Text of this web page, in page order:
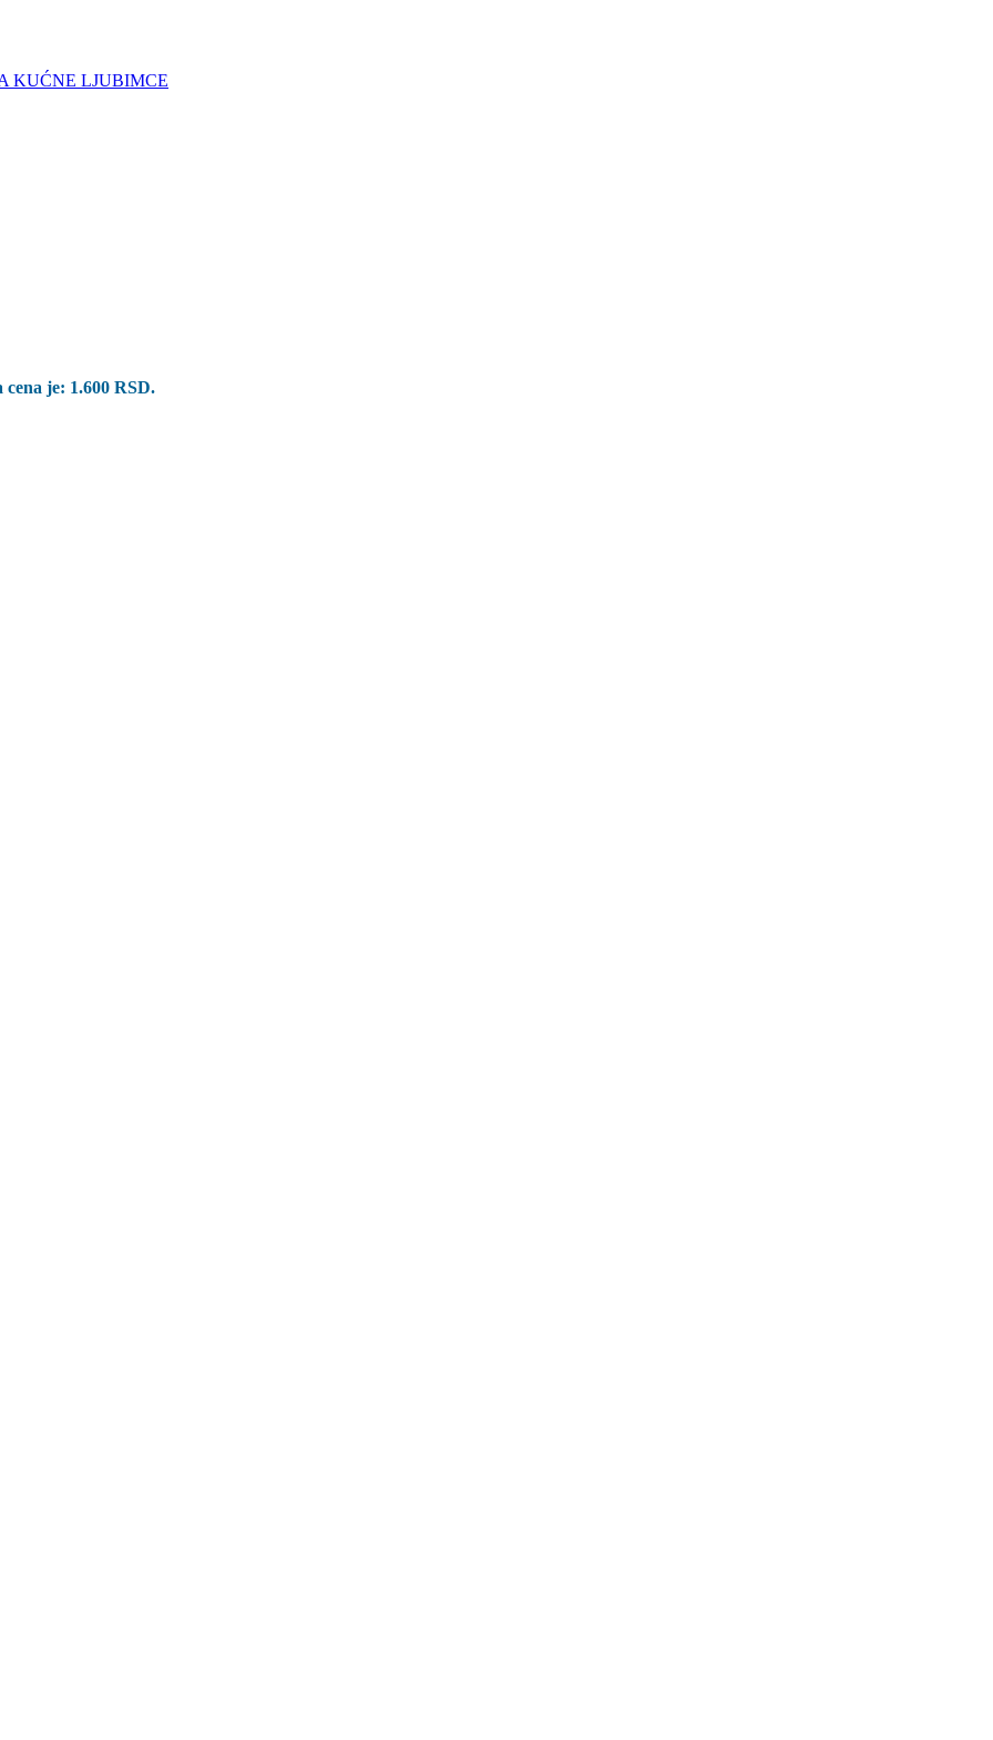
KUĆNE LJUBIMCE
cena je: 1.600 RSD.